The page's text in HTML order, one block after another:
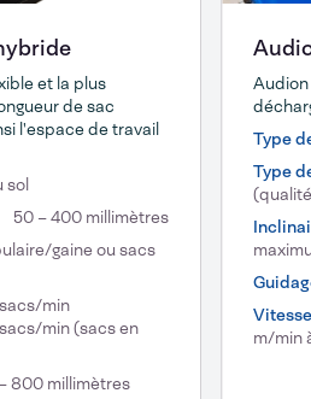
et la plus
de sac
l'espace de travail
sol
50 – 400 millimètres
gaine ou sacs
min
min (sacs en
800 millimètres
Type
Type
m/min